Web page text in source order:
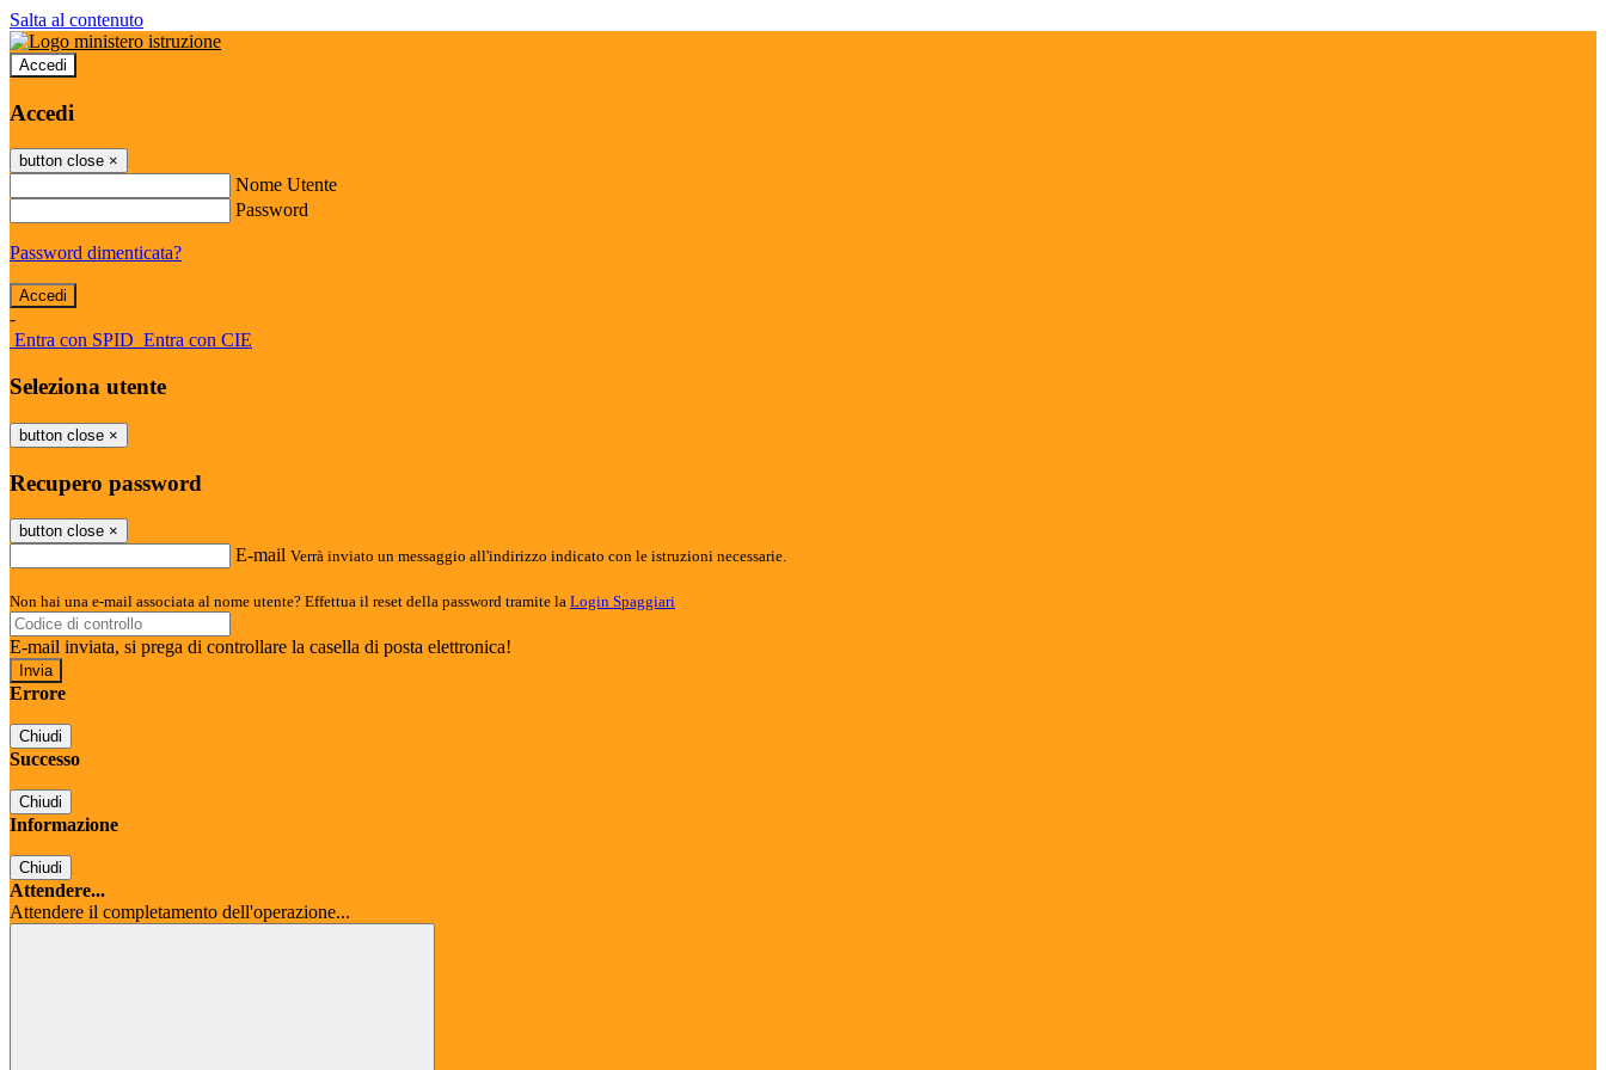
Salta al contenuto
Accedi
Accedi
button close ×
Nome Utente
Password
Password dimenticata?
-
Entra con SPID Entra con CIE
Seleziona utente
button close ×
Recupero password
button close ×
E-mail Verrà inviato un messaggio all'indirizzo indicato con le istruzioni necessarie.
Non hai una e-mail associata al nome utente? Effettua il reset della password tramite la Login Spaggiari
E-mail inviata, si prega di controllare la casella di posta elettronica!
Errore
Chiudi
Successo
Chiudi
Informazione
Chiudi
Attendere...
Attendere il completamento dell'operazione...